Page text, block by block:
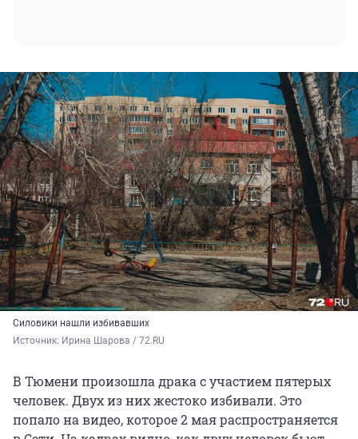
Силовики нашли избивавших
Источник: Ирина Шарова / 72.RU
В Тюмени произошла драка с участием пятерых
человек. Двух из них жестоко избивали. Это
попало на видео, которое 2 мая распространяется